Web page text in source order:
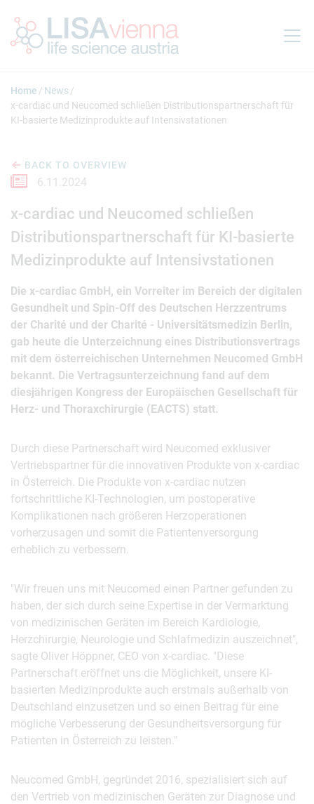
Home
News
x-cardiac und Neucomed schließen Distributionspartnerschaft für
KI-basierte Medizinprodukte auf Intensivstationen
BACK TO OVERVIEW
6.11.2024
x-cardiac und Neucomed schließen
Distributionspartnerschaft für KI-basierte
Medizinprodukte auf Intensivstationen
Die x-cardiac GmbH, ein Vorreiter im Bereich der digitalen
Gesundheit und Spin-Off des Deutschen Herzzentrums
der Charité und der Charité - Universitätsmedizin Berlin,
gab heute die Unterzeichnung eines Distributionsvertrags
mit dem österreichischen Unternehmen Neucomed GmbH
bekannt. Die Vertragsunterzeichnung fand auf dem
diesjährigen Kongress der Europäischen Gesellschaft für
Herz- und Thoraxchirurgie (EACTS) statt.
Durch diese Partnerschaft wird Neucomed exklusiver
Vertriebspartner für die innovativen Produkte von x-cardiac
in Österreich. Die Produkte von x-cardiac nutzen
fortschrittliche KI-Technologien, um postoperative
Komplikationen nach größeren Herzoperationen
vorherzusagen und somit die Patientenversorgung
erheblich zu verbessern.
"Wir freuen uns mit Neucomed einen Partner gefunden zu
haben, der sich durch seine Expertise in der Vermarktung
von medizinischen Geräten im Bereich Kardiologie,
Herzchirurgie, Neurologie und Schlafmedizin auszeichnet",
sagte Oliver Höppner, CEO von x-cardiac. "Diese
Partnerschaft eröffnet uns die Möglichkeit, unsere KI-
basierten Medizinprodukte auch erstmals außerhalb von
Deutschland einzusetzen und so einen Beitrag für eine
mögliche Verbesserung der Gesundheitsversorgung für
Patienten in Österreich zu leisten."
Neucomed GmbH, gegründet 2016, spezialisiert sich auf
den Vertrieb von medizinischen Geräten zur Diagnose und